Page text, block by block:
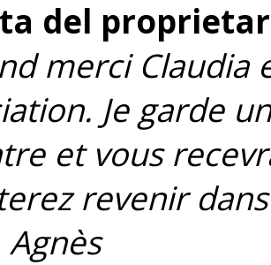
del
merci
Je garde
et vous
revenir